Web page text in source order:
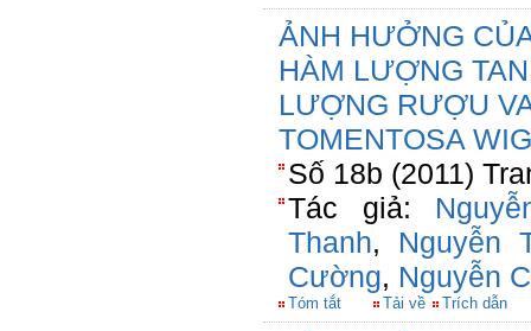
ẢNH HƯỞNG
HÀM LƯỢNG
LƯỢNG RƯỢU
TOMENTOSA
Số 18b (2011)
Tác giả:
Thanh, Nguyễn
Cường, Nguyễn
Tóm tắt Tải về Trích dẫn